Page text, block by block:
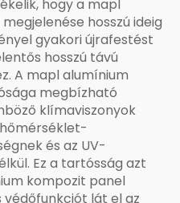
hogy a mapl
hosszú ideig
gyakori újrafestést
hosszú távú
A mapl alumínium
megbízható
klímaviszonyok
és az UV-
Ez a tartósság azt
kompozit panel
lát el az